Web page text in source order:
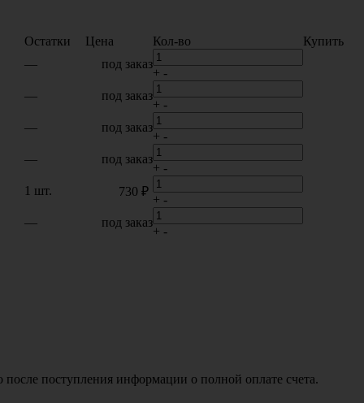
Остатки Цена Кол-во
Купить
— под заказ
+ -
— под заказ
+ -
— под заказ
+ -
— под заказ
+ -
1 шт. 730 ₽
+ -
— под заказ
+ -
поступления информации о полной оплате счета.